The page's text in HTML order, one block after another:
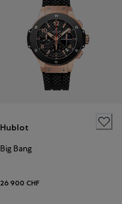
Hublot
Big Bang
26 900 CHF